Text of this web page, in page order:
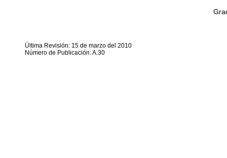
Última Revisión: 15 de marzo del 2010
Número de Publicación: A.30